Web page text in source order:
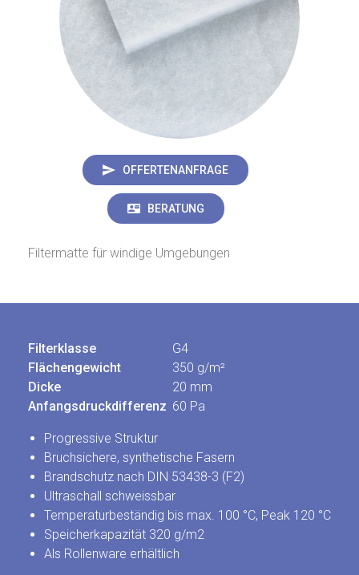
OFFERTENANFRAGE
BERATUNG
Filtermatte für windige Umgebungen
Filterklasse
G4
Flächengewicht
350 g/m²
Dicke
20 mm
Anfangsdruckdifferenz 60 Pa
Progressive Struktur
Bruchsichere, synthetische Fasern
Brandschutz nach DIN 53438-3 (F2)
Ultraschall schweissbar
Temperaturbeständig bis max. 100 °C, Peak 120 °C
Speicherkapazität 320 g/m2
Als Rollenware erhältlich